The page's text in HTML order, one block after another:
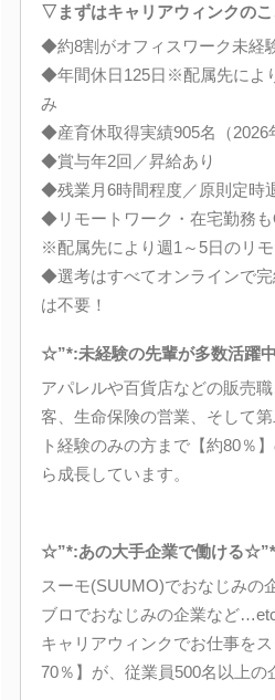
▽まずはキャリアウィンクの
◆約8割がオフィスワーク未経
◆年間休日125日※配属先によ
み
◆産育休取得実績905名（2026
◆賞与年2回／昇給あり
◆残業月6時間程度／原則定時
◆リモートワーク・在宅勤務も
※配属先により週1～5日のリ
◆選考はすべてオンラインで
は不要！
☆”*:未経験の先輩が多数活躍
アパレルや百貨店などの販売
客、生命保険の営業、そして
ト経験のみの方まで【約80％
ら成長しています。
☆”*:あの大手企業で働ける
スーモ(SUUMO)でおなじみの
ブロでおなじみの企業など
キャリアウィンクでお仕事を
70％】が、従業員500名以上の